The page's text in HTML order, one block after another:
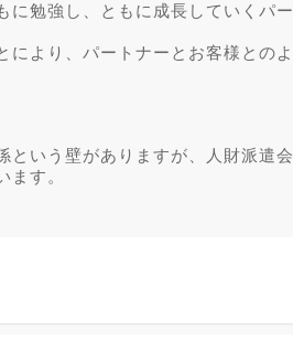
に勉強し、ともに成長していくパー
より、パートナーとお客様とのよ
という壁がありますが、人財派遣会
す。